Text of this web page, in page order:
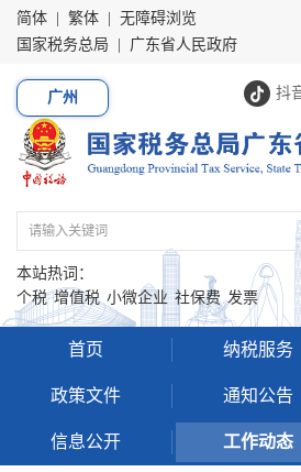
简体 繁体
无障碍浏览
国家税务总局
广东省人民政府
抖
广州
本站热词：
个税 增值税 小微企业 社保费 发票
首页 纳税服务
政策文件 通知公告
信息公开 工作动态